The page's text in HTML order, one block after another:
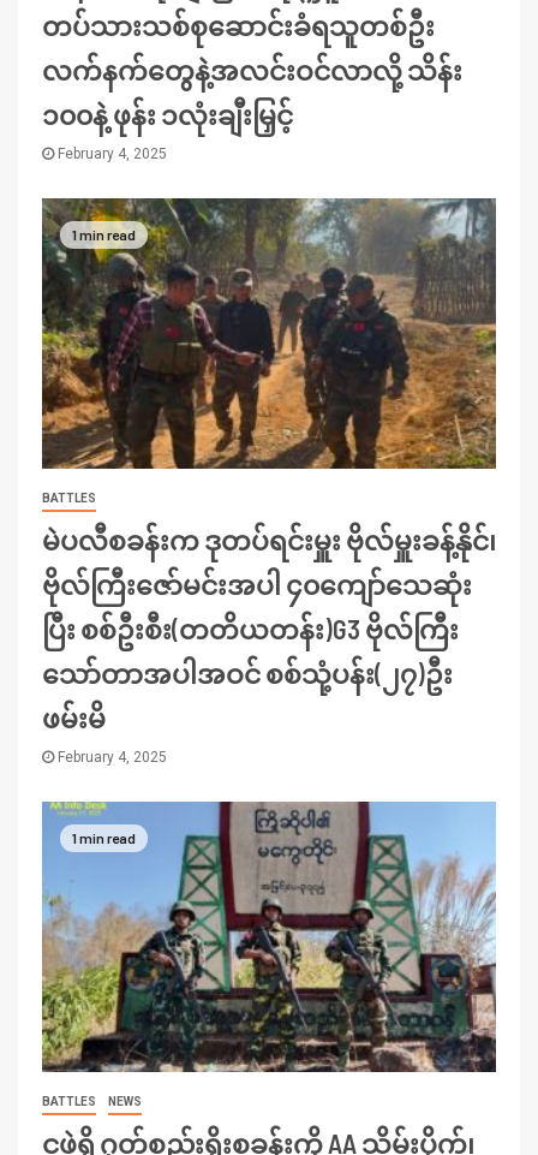
တပ်သားသစ်စုဆောင်းခံရသူတစ်ဦး
လက်နက်တွေနဲ့အလင်းဝင်လာလို့ သိန်း
၁၀၀နဲ့ ဖုန်း ၁လုံးချီးမြှင့်
February 4, 2025
1 min read
BATTLES
မဲပလီစခန်းက ဒုတပ်ရင်းမှူး ဗိုလ်မှူးခန့်နိုင်၊
ဗိုလ်ကြီးဇော်မင်းအပါ ၄၀ကျော်သေဆုံး
ပြီး စစ်ဦးစီး(တတိယတန်း)G3 ဗိုလ်ကြီး
သော်တာအပါအဝင် စစ်သုံ့ပန်း(၂၇)ဦး
ဖမ်းမိ
February 4, 2025
1 min read
BATTLES NEWS
ငဖဲရှိ ဂုတ်စည်းရိုးစခန်းကို AA သိမ်းပိုက်၊